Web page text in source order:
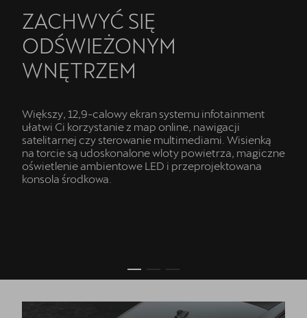
ZACHWYĆ SIĘ
ODŚWIEŻONYM
WNĘTRZEM
Większy, 12,9-calowy ekran systemu infotainment
ułatwi Ci korzystanie z map online, nawigacji
satelitarnej czy sterowanie multimediami. Wisienką
na torcie są udoskonalone wloty powietrza, magiczne
oświetlenie ambientowe LED i przeprojektowana
konsola środkowa.